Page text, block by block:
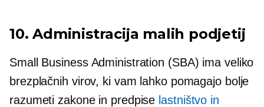
10. Administracija malih podjetij
Small Business Administration (SBA) ima veliko
brezplačnih virov, ki vam lahko pomagajo bolje
razumeti zakone in predpise lastništvo in